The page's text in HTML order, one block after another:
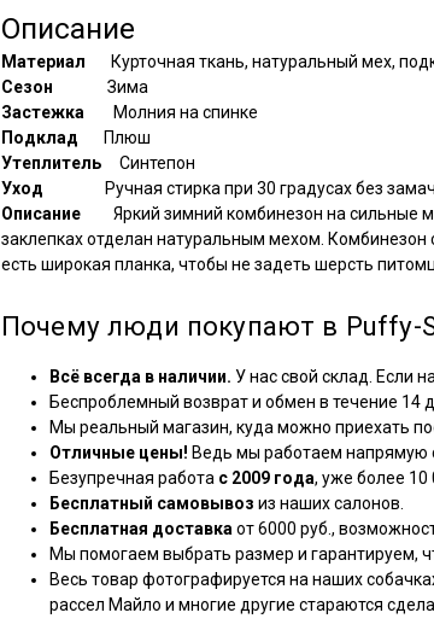
Описание
Материал Курточная ткань, натуральный мех,
Сезон Зима
Застежка Молния на спинке
Подклад Плюш
Утеплитель
Синтепон
Уход
Ручная стирка при 30 градусах без
Описание
Яркий зимний комбинезон на сильные
заклепках отделан натуральным мехом.
есть широкая планка, чтобы не задеть шерсть
Почему люди покупают в Puffy-
Всё всегда в наличии. У нас свой склад. Если
Беспроблемный возврат и обмен в течение 14
Мы реальный магазин, куда можно приехать
Отличные цены! Ведь мы работаем напрямую
Безупречная работа с 2009 года, уже более 10
Бесплатный самовывоз из наших салонов.
Бесплатная доставка от 6000 руб.,
Мы помогаем выбрать размер и гарантируем,
Весь товар фотографируется на наших
рассел Майло и многие другие стараются